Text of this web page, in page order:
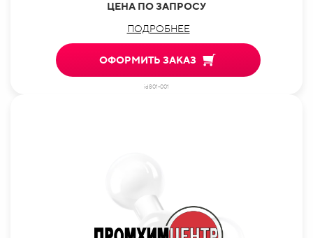
ЦЕНА ПО ЗАПРОСУ
ПОДРОБНЕЕ
ОФОРМИТЬ ЗАКАЗ
id801-001